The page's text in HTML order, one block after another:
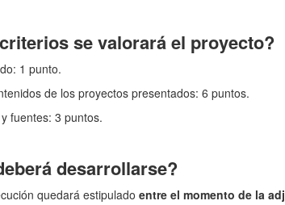
se valorará el proyecto?
1 punto.
de los proyectos presentados: 6 puntos.
fuentes: 3 puntos.
desarrollarse?
quedará estipuladoentre el momento de la